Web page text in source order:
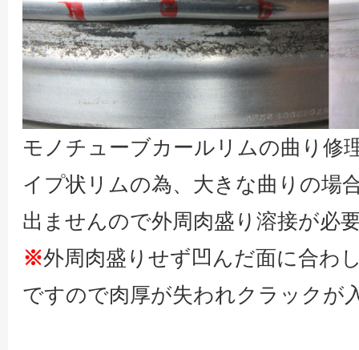
モノチューブカールリムの曲り修
イプ状リムの為、大きな曲りの場
出ませんので外周肉盛り溶接が必
※外周肉盛りせず凹んだ面に合わ
ですので肉厚が失われクラックが